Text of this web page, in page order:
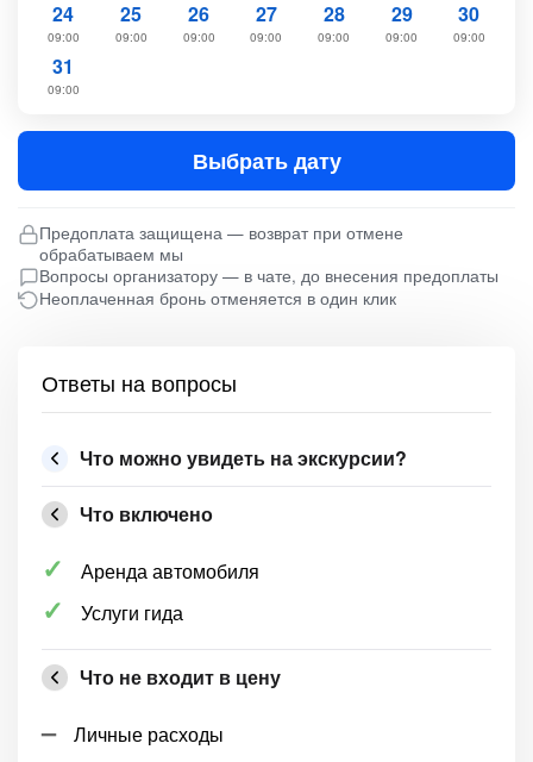
24
09:00
25
09:00
26
09:00
27
09:00
28
09:00
29
09:00
30
09:00
31
09:00
Выбрать дату
Предоплата защищена — возврат при отмене
обрабатываем мы
Вопросы организатору — в чате, до внесения предоплаты
Неоплаченная бронь отменяется в один клик
Ответы на вопросы
Что можно увидеть на экскурсии?
Что включено
Аренда автомобиля
Услуги гида
Что не входит в цену
Личные расходы